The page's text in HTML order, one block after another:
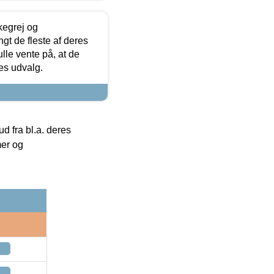
og
de fleste af deres
vente på, at de
udvalg.
fra bl.a. deres
og